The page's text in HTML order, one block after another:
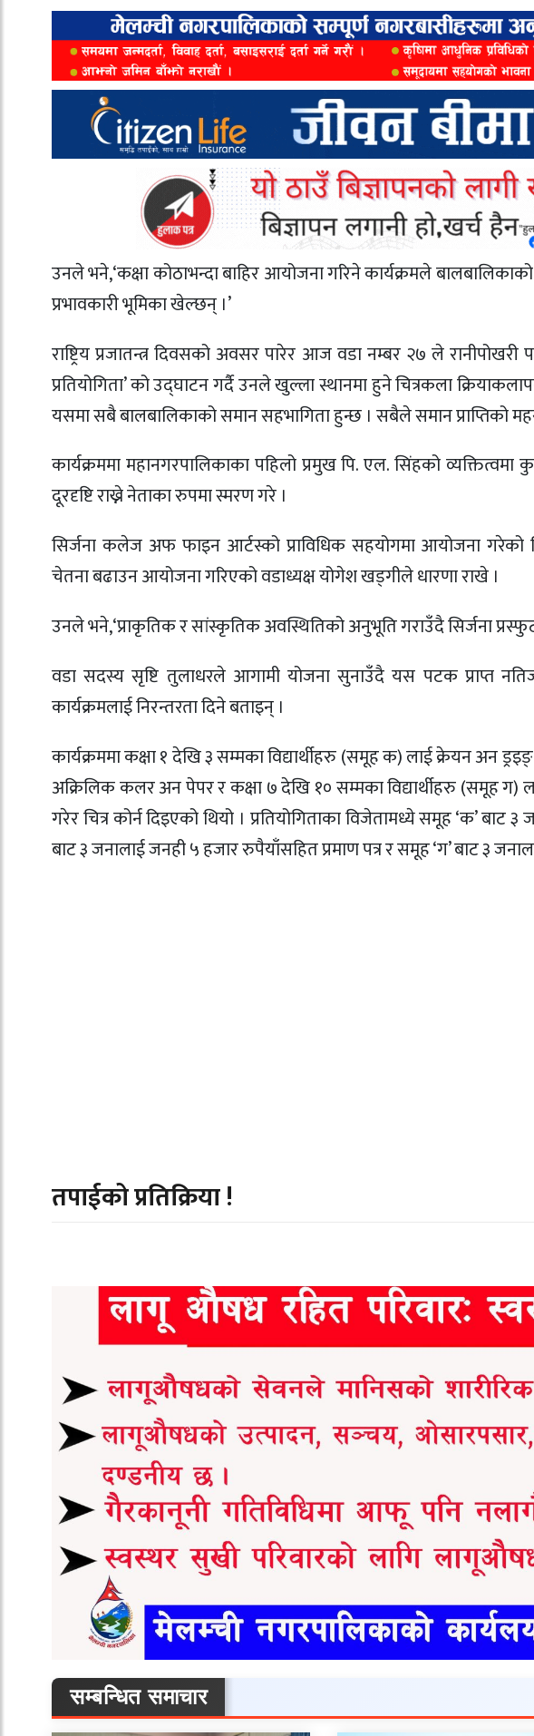
उनले भने,‘कक्षा कोठाभन्दा बाहिर आयोजना गरिने कार्यक्रमले
प्रभावकारी भूमिका खेल्छन् ।’
राष्ट्रिय प्रजातन्त्र दिवसको अवसर पारेर आज वडा नम्बर २७ ले
प्रतियोगिता’ को उद्घाटन गर्दै उनले खुल्ला स्थानमा हुने चित्रकला
यसमा सबै बालबालिकाको समान सहभागिता हुन्छ । सबैले समान प्राप्तिको
कार्यक्रममा महानगरपालिकाका पहिलो प्रमुख पि. एल. सिंहको व्यक्तित्वमा
दूरदृष्टि राख्ने नेताका रुपमा स्मरण गरे ।
सिर्जना कलेज अफ फाइन आर्टस्को प्राविधिक सहयोगमा आयोजना गरेको
चेतना बढाउन आयोजना गरिएको वडाध्यक्ष योगेश खड्गीले धारणा राखे ।
उनले भने,‘प्राकृतिक र सांस्कृतिक अवस्थितिको अनुभूति गराउँदै सिर्जना
वडा सदस्य सृष्टि तुलाधरले आगामी योजना सुनाउँदै यस पटक प्राप्त
कार्यक्रमलाई निरन्तरता दिने बताइन् ।
कार्यक्रममा कक्षा १ देखि ३ सम्मका विद्यार्थीहरु (समूह क) लाई क्रेयन अन
अक्रिलिक कलर अन पेपर र कक्षा ७ देखि १० सम्मका विद्यार्थीहरु (समूह ग)
गरेर चित्र कोर्न दिइएको थियो । प्रतियोगिताका विजेतामध्ये समूह ‘क’ बाट
बाट ३ जनालाई जनही ५ हजार रुपैयाँसहित प्रमाण पत्र र समूह ‘ग’ बाट ३
तपाईको प्रतिक्रिया !
सम्बन्धित समाचार